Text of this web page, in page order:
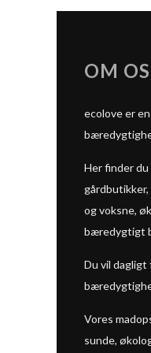
OM OS
ecolove er
Her finder
og voksne,
bæredygtigt
Du vil dagligt
Vores
sunde,